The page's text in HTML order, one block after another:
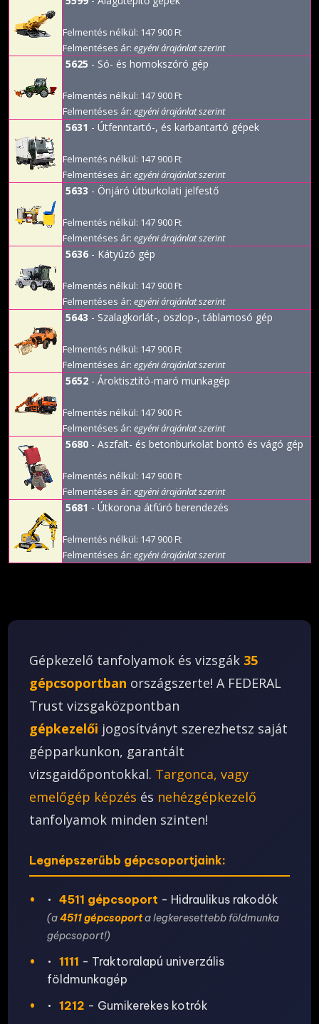
Felmentés nélkül: 147 900 Ft
Felmentéses ár: egyéni árajánlat szerint
5625 - Só- és homokszóró gép
Felmentés nélkül: 147 900 Ft
Felmentéses ár: egyéni árajánlat szerint
5631 - Útfenntartó-, és karbantartó gépek
Felmentés nélkül: 147 900 Ft
Felmentéses ár: egyéni árajánlat szerint
5633 - Önjáró útburkolati jelfestő
Felmentés nélkül: 147 900 Ft
Felmentéses ár: egyéni árajánlat szerint
5636- Kátyúzó gép
Felmentés nélkül: 147 900 Ft
Felmentéses ár: egyéni árajánlat szerint
5643 - Szalagkorlát-, oszlop-, táblamosó gép
Felmentés nélkül: 147 900 Ft
Felmentéses ár: egyéni árajánlat szerint
5652- Ároktisztító-maró munkagép
Felmentés nélkül: 147 900 Ft
Felmentéses ár: egyéni árajánlat szerint
5680- Aszfalt- és betonburkolat bontó és vágó gép
Felmentés nélkül: 147 900 Ft
Felmentéses ár: egyéni árajánlat szerint
5681 - Útkorona átfúró berendezés
Felmentés nélkül: 147 900 Ft
Felmentéses ár: egyéni árajánlat szerint
Gépkezelő tanfolyamok és vizsgák 35
gépcsoportban országszerte! A FEDERAL
Trust vizsgaközpontban
gépkezelői jogosítványt szerezhetsz saját
gépparkunkon, garantált
vizsgaidőpontokkal. Targonca, vagy
emelőgép képzés és nehézgépkezelő
tanfolyamok minden szinten!
Legnépszerűbb gépcsoportjaink:
• 4511 gépcsoport - Hidraulikus rakodók
(a4511 gépcsoporta legkeresettebb földmunka
gépcsoport!)
• 1111 - Traktoralapú univerzális
földmunkagép
•
1212 - Gumikerekes kotrók